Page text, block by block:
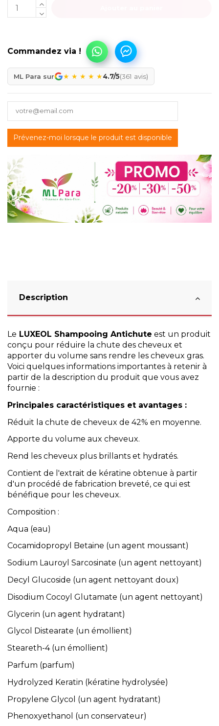
ML Para sur ★ ★ ★ ★ ★4.7/5(361 avis)
Description
Le LUXEOL Shampooing Antichute est un produit
conçu pour réduire la chute des cheveux et
apporter du volume sans rendre les cheveux gras.
Voici quelques informations importantes à retenir à
partir de la description du produit que vous avez
fournie :
Principales caractéristiques et avantages :
Réduit la chute de cheveux de 42% en moyenne.
Apporte du volume aux cheveux.
Rend les cheveux plus brillants et hydratés.
Contient de l'extrait de kératine obtenue à partir
d'un procédé de fabrication breveté, ce qui est
bénéfique pour les cheveux.
Composition :
Aqua (eau)
Cocamidopropyl Betaine (un agent moussant)
Sodium Lauroyl Sarcosinate (un agent nettoyant)
Decyl Glucoside (un agent nettoyant doux)
Disodium Cocoyl Glutamate (un agent nettoyant)
Glycerin (un agent hydratant)
Glycol Distearate (un émollient)
Steareth-4 (un émollient)
Parfum (parfum)
Hydrolyzed Keratin (kératine hydrolysée)
Propylene Glycol (un agent hydratant)
Phenoxyethanol (un conservateur)